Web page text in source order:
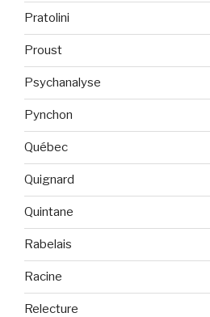
Pratolini
Proust
Psychanalyse
Pynchon
Québec
Quignard
Quintane
Rabelais
Racine
Relecture